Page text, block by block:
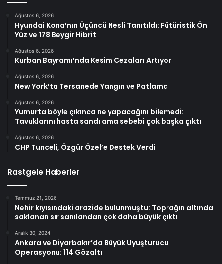
Ağustos 6, 2026
Hyundai Kona’nın Üçüncü Nesli Tanıtıldı: Fütüristik Ön
Yüz ve 178 Beygir Hibrit
Ağustos 6, 2026
Kurban Bayramı’nda Kesim Cezaları Artıyor
Ağustos 6, 2026
New York’ta Tersanede Yangın ve Patlama
Ağustos 6, 2026
Yumurta böyle çıkınca ne yapacağını bilemedi:
Tavuklarını hasta sandı ama sebebi çok başka çıktı
Ağustos 6, 2026
CHP Tunceli, Özgür Özel’e Destek Verdi
Rastgele Haberler
Temmuz 21, 2026
Nehir kıyısındaki arazide bulunmuştu: Toprağın altında
saklanan sır sanılandan çok daha büyük çıktı
Aralık 30, 2024
Ankara ve Diyarbakır’da Büyük Uyuşturucu
Operasyonu: 114 Gözaltı